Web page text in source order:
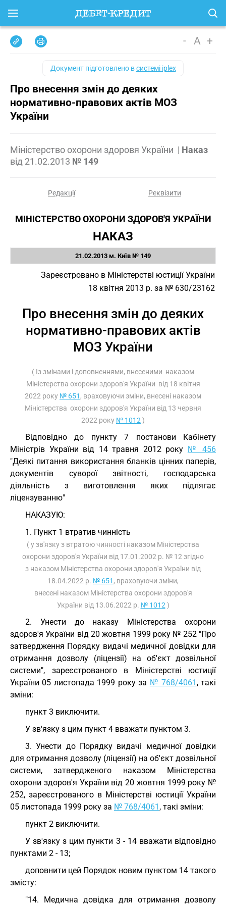
- A +
Документ підготовлено всистемі iplex
Про внесення змін до деяких
нормативно-правових актів МОЗ
України
Міністерство охорони здоровя України | Наказ
від 21.02.2013 № 149
Редакції Реквізити
МІНІСТЕРСТВО ОХОРОНИ ЗДОРОВ'Я УКРАЇНИ
НАКАЗ
21.02.2013 м. Київ № 149
Зареєстровано в Міністерстві юстиції України
18 квітня 2013 р. за № 630/23162
Про внесення змін до деяких
нормативно-правових актів
МОЗ України
( Із змінами і доповненнями, внесеними наказом
Міністерства охорони здоров'я України від 18 квітня
2022 року № 651 , враховуючи зміни, внесені наказом
Міністерства охорони здоров'я України від 13 червня
2022 року № 1012 )
Відповідно до пункту 7 постанови Кабінету
Міністрів України від 14 травня 2012 року № 456
"Деякі питання використання бланків цінних паперів,
документів суворої звітності, господарська
діяльність з виготовлення яких підлягає
ліцензуванню"
НАКАЗУЮ:
1. Пункт 1 втратив чинність
( у зв'язку з втратою чинності наказом Міністерства
охорони здоров'я України від 17.01.2002 р. № 12 згідно
з наказом Міністерства охорони здоров'я України від
18.04.2022 р. № 651 , враховуючи зміни,
внесені наказом Міністерства охорони здоров'я
України від 13.06.2022 р. № 1012 )
2. Унести до наказу Міністерства охорони
здоров'я України від 20 жовтня 1999 року № 252 "Про
затвердження Порядку видачі медичної довідки для
отримання дозволу (ліцензії) на об'єкт дозвільної
системи", зареєстрованого в Міністерстві юстиції
України 05 листопада 1999 року за № 768/4061 , такі
зміни:
пункт 3 виключити.
У зв'язку з цим пункт 4 вважати пунктом 3.
3. Унести до Порядку видачі медичної довідки
для отримання дозволу (ліцензії) на об'єкт дозвільної
системи, затвердженого наказом Міністерства
охорони здоров'я України від 20 жовтня 1999 року №
252, зареєстрованого в Міністерстві юстиції України
05 листопада 1999 року за № 768/4061 , такі зміни:
пункт 2 виключити.
У зв'язку з цим пункти 3 - 14 вважати відповідно
пунктами 2 - 13;
доповнити цей Порядок новим пунктом 14 такого
змісту:
"14. Медична довідка для отримання дозволу